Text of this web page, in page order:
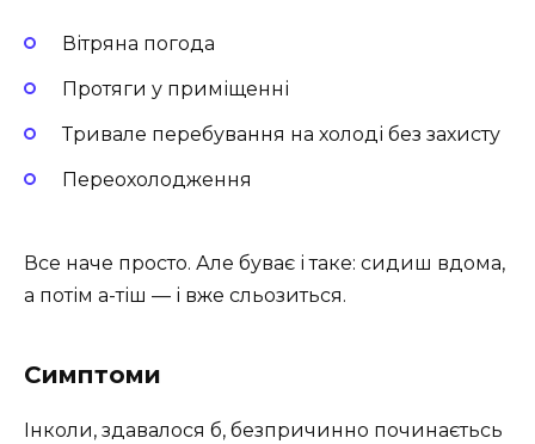
Вітряна погода
Протяги у приміщенні
Тривале перебування на холоді без захисту
Переохолодження
Все наче просто. Але буває і таке: сидиш вдома,
а потім а-тіш — і вже сльозиться.
Симптоми
Інколи, здавалося б, безпричинно починаєтьсь